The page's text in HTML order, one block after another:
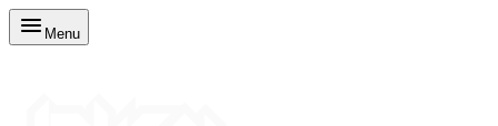
Menu